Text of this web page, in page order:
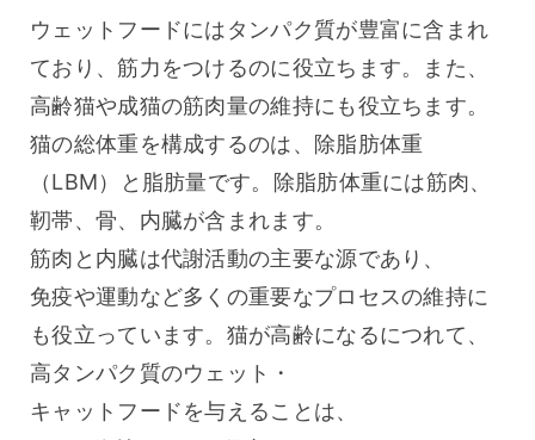
ウェットフードにはタンパク質が豊富に含まれ
ており、筋力をつけるのに役立ちます。また、
高齢猫や成猫の筋肉量の維持にも役立ちます。
猫の総体重を構成するのは、除脂肪体重
（LBM）と脂肪量です。除脂肪体重には筋肉、
靭帯、骨、内臓が含まれます。
筋肉と内臓は代謝活動の主要な源であり、
免疫や運動など多くの重要なプロセスの維持に
も役立っています。猫が高齢になるにつれて、
高タンパク質のウェット・
キャットフードを与えることは、